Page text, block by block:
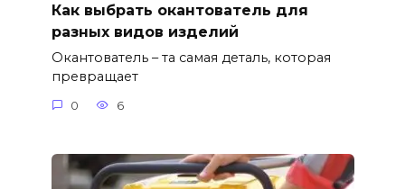
Как выбрать окантователь для
разных видов изделий
Окантователь – та самая деталь, которая
превращает
0 6